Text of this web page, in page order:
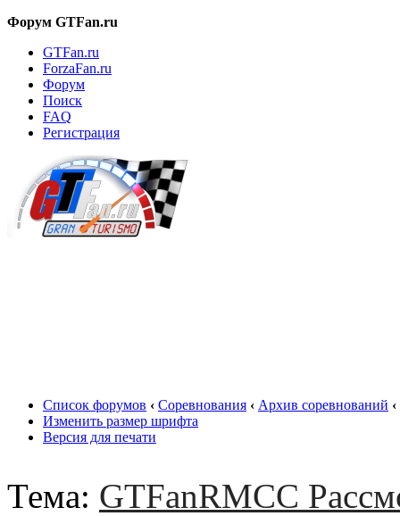
Форум GTFan.ru
GTFan.ru
ForzaFan.ru
Форум
Поиск
FAQ
Регистрация
Список форумов ‹ Соревнования ‹ Архив соревнований ‹
Изменить размер шрифта
Версия для печати
Тема: GTFanRMCC